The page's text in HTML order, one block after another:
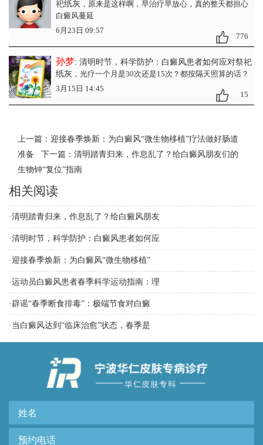
祀纸灰，原来是这样啊，早治疗早放心，真的整天都担心
白癜风蔓延
6月23日 09:57
776
孙梦: 清明时节，科学防护：白癜风患者如何应对祭祀
纸灰，光疗一个月是30次还是15次？都按隔天照算的话？
3月15日 14:45
15
上一篇： 迎接春季焕新：为白癜风“微生物移植”疗法做好肠道
准备 下一篇： 清明踏青归来，作息乱了？给白癜风朋友们的
生物钟“复位”指南
相关阅读
·清明踏青归来，作息乱了？给白癜风朋友
·清明时节，科学防护：白癜风患者如何应
·迎接春季焕新：为白癜风“微生物移植”
·运动员白癜风患者春季科学运动指南：理
· 辟谣“春季断食排毒”：极端节食对白癜
· 当白癜风达到“临床治愈”状态，春季是